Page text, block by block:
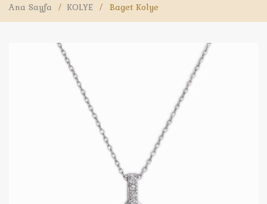
Ana Sayfa / KOLYE / Baget Kolye